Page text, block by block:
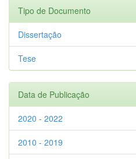
Tipo de Documento
Dissertação
Tese
Data de Publicação
2020 - 2022
2010 - 2019